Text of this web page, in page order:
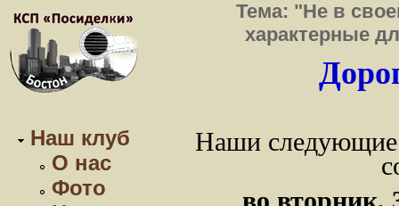
Наш клуб
О нас
Фото
Тема: "Не в
характерные
Наши следующие